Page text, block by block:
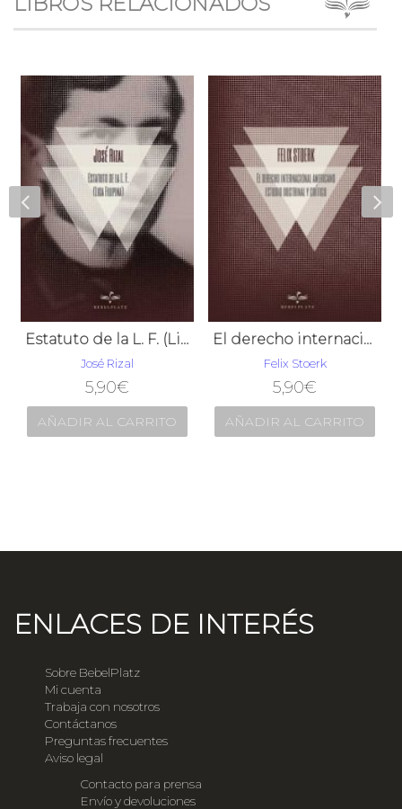
Estatuto de la L. F. (Liga Filipina)
José Rizal
5,90€
AÑADIR AL CARRITO
El derecho internacional americano estudio doctrinal y crítico
Felix Stoerk
5,90€
AÑADIR AL CARRITO
ENLACES DE INTERÉS
Sobre BebelPlatz
Mi cuenta
Trabaja con nosotros
Contáctanos
Preguntas frecuentes
Aviso legal
Contacto para prensa
Envío y devoluciones